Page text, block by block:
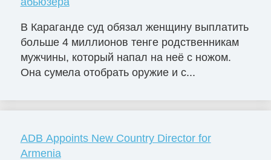
В Караганде суд обязал женщину выплатить
больше 4 миллионов тенге родственникам
мужчины, который напал на неё с ножом.
Она сумела отобрать оружие и с...
ADB Appoints New Country Director for
Armenia